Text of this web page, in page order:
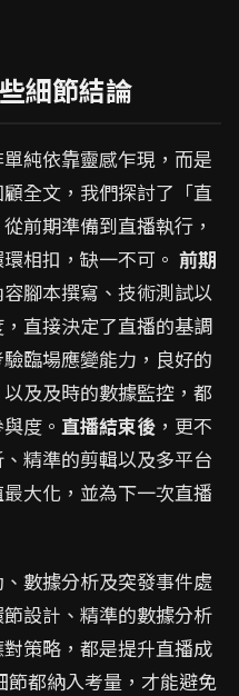
細節結論
純依靠靈感乍現，而是
全文，我們探討了「直
前期準備到直播執行，
相扣，缺一不可。 前期
腳本撰寫、技術測試以
直接決定了直播的基調
臨場應變能力，良好的
及及時的數據監控，都
度。 直播結束後 ，更不
精準的剪輯以及多平台
大化，並為下一次直播
數據分析及突發事件處
設計、精準的數據分析
策略，都是提升直播成
都納入考量，才能避免